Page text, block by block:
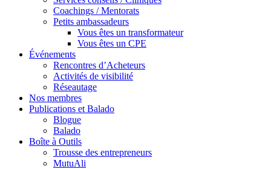
Coachings / Mentorats
Petits ambassadeurs
Vous êtes un transformateur
Vous êtes un CPE
Événements
Rencontres d’Acheteurs
Activités de visibilité
Réseautage
Nos membres
Publications et Balado
Blogue
Balado
Boîte à Outils
Trousse des entrepreneurs
MutuAli